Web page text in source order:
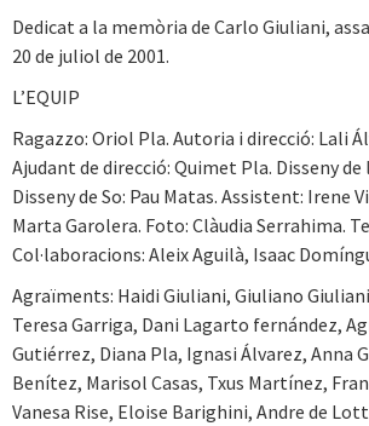
Dedicat a la memòria de Carlo Giuliani,
20 de juliol de 2001.
L’EQUIP
Ragazzo: Oriol Pla. Autoria i direcció: Lali
Ajudant de direcció: Quimet Pla. Disseny
Disseny de So: Pau Matas. Assistent: Irene
Marta Garolera. Foto: Clàudia Serrahima.
Col·laboracions: Aleix Aguilà, Isaac
Agraïments: Haidi Giuliani, Giuliano
Teresa Garriga, Dani Lagarto fernández,
Gutiérrez, Diana Pla, Ignasi Álvarez, Anna
Benítez, Marisol Casas, Txus Martínez,
Vanesa Rise, Eloise Barighini, Andre de